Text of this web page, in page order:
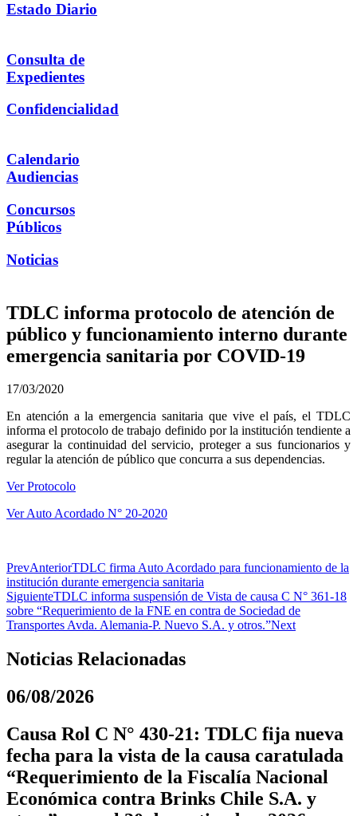
Estado Diario
Consulta de
Expedientes
Confidencialidad
Calendario
Audiencias
Concursos
Públicos
Noticias
TDLC informa protocolo de atención de
público y funcionamiento interno durante
emergencia sanitaria por COVID-19
17/03/2020
En atención a la emergencia sanitaria que vive el país, el TDLC
informa el protocolo de trabajo definido por la institución tendiente a
asegurar la continuidad del servicio, proteger a sus funcionarios y
regular la atención de público que concurra a sus dependencias.
Ver Protocolo
Ver Auto Acordado N° 20-2020
PrevAnteriorTDLC firma Auto Acordado para funcionamiento de la
institución durante emergencia sanitaria
SiguienteTDLC informa suspensión de Vista de causa C N° 361-18
sobre “Requerimiento de la FNE en contra de Sociedad de
Transportes Avda. Alemania-P. Nuevo S.A. y otros.”Next
Noticias Relacionadas
06/08/2026
Causa Rol C N° 430-21: TDLC fija nueva
fecha para la vista de la causa caratulada
“Requerimiento de la Fiscalía Nacional
Económica contra Brinks Chile S.A. y